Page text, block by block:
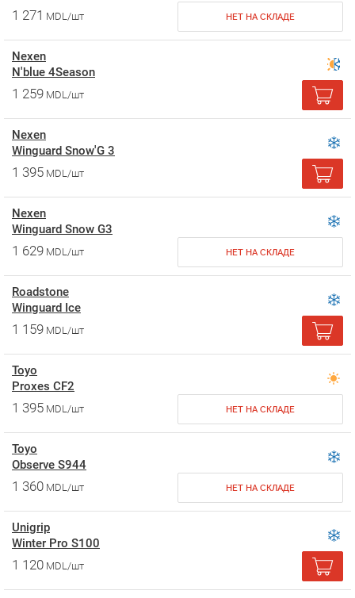
1 271 MDL/шт НЕТ НА СКЛАДЕ
Nexen
N'blue 4Season
1 259 MDL/шт
Nexen
Winguard Snow'G 3
1 395 MDL/шт
Nexen
Winguard Snow G3
1 629 MDL/шт НЕТ НА СКЛАДЕ
Roadstone
Winguard Ice
1 159 MDL/шт
Toyo
Proxes CF2
1 395 MDL/шт НЕТ НА СКЛАДЕ
Toyo
Observe S944
1 360 MDL/шт НЕТ НА СКЛАДЕ
Unigrip
Winter Pro S100
1 120 MDL/шт